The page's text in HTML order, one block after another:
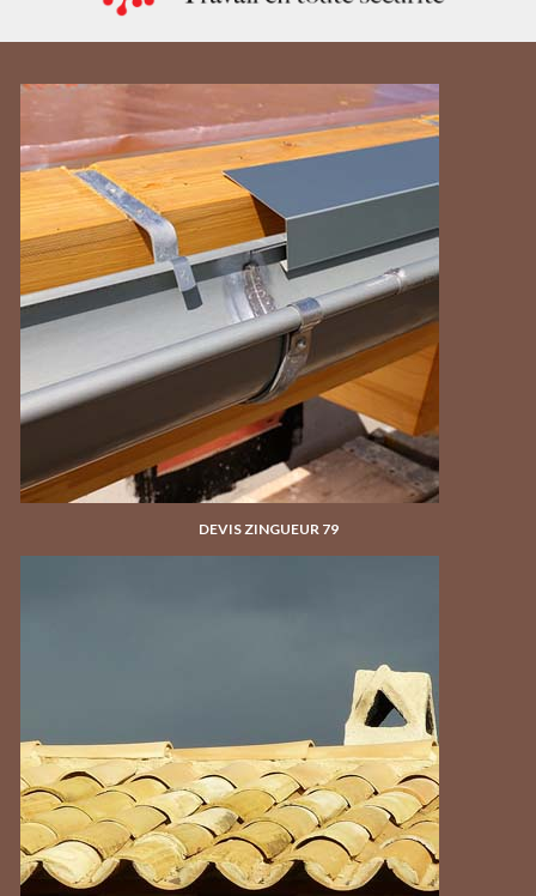
DEVIS ZINGUEUR 79